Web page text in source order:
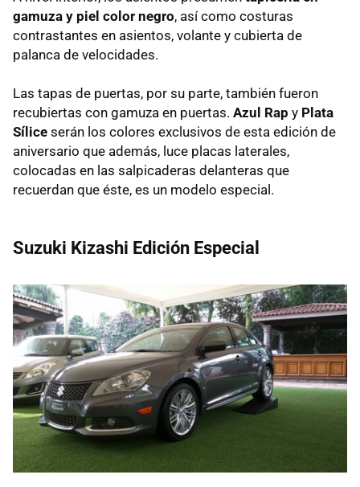
gamuza y piel color negro, así como costuras
contrastantes en asientos, volante y cubierta de
palanca de velocidades.
Las tapas de puertas, por su parte, también fueron
recubiertas con gamuza en puertas. Azul Rap y Plata
Sílice serán los colores exclusivos de esta edición de
aniversario que además, luce placas laterales,
colocadas en las salpicaderas delanteras que
recuerdan que éste, es un modelo especial.
Suzuki Kizashi Edición Especial